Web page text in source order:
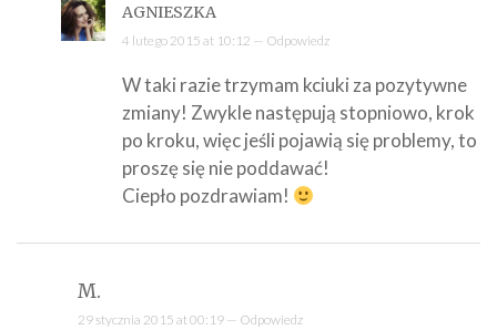
AGNIESZKA
4 lutego 2015 at 10:12 — Odpowiedz
W taki razie trzymam kciuki za pozytywne
zmiany! Zwykle następują stopniowo, krok
po kroku, więc jeśli pojawią się problemy, to
proszę się nie poddawać!
Ciepło pozdrawiam!
M.
29 stycznia 2015 at 00:19 — Odpowiedz